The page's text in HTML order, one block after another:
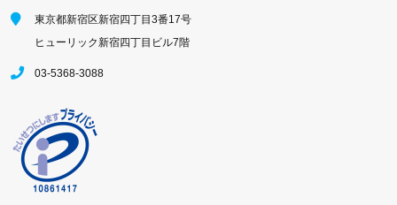
東京都新宿区新宿四丁目3番17号
ヒューリック新宿四丁目ビル7階
03-5368-3088